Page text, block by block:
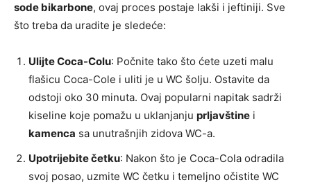
sode bikarbone, ovaj proces postaje lakši i jeftiniji. Sve
što treba da uradite je sledeće:
Ulijte Coca-Colu: Počnite tako što ćete uzeti malu
flašicu Coca-Cole i uliti je u WC šolju. Ostavite da
odstoji oko 30 minuta. Ovaj popularni napitak sadrži
kiseline koje pomažu u uklanjanju prljavštine i
kamenca sa unutrašnjih zidova WC-a.
Upotrijebite četku: Nakon što je Coca-Cola odradila
svoj posao, uzmite WC četku i temeljno očistite WC